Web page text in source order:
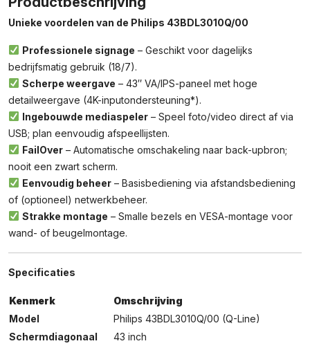
Unieke voordelen van de Philips 43BDL3010Q/00
Professionele signage – Geschikt voor dagelijks
bedrijfsmatig gebruik (18/7).
Scherpe weergave – 43″ VA/IPS-paneel met hoge
detailweergave (4K-inputondersteuning*).
Ingebouwde mediaspeler– Speel foto/video direct af via
USB; plan eenvoudig afspeellijsten.
FailOver– Automatische omschakeling naar back-upbron;
nooit een zwart scherm.
Eenvoudig beheer– Basisbediening via afstandsbediening
of (optioneel) netwerkbeheer.
Strakke montage – Smalle bezels en VESA-montage voor
wand- of beugelmontage.
Specificaties
Kenmerk
Omschrijving
Model
Philips 43BDL3010Q/00 (Q-Line)
Schermdiagonaal
43 inch